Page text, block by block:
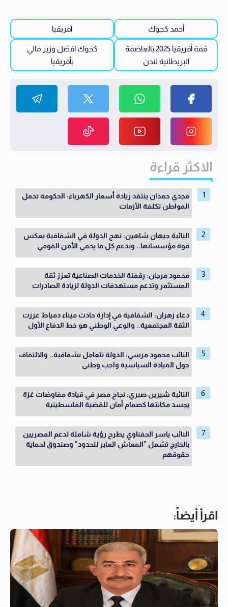
أحمد كجوك افريقيا
قمة أفريقيا 2025 بالعاصمة
البريطانية لندن
كجوك افضل وزير مالي
بأفريقيا
الاكثر قراءة
مجدي حمدان ينتقد زيادة أسعار الكهرباء: الحكومة تحمل
المواطن تكلفة الأزمات
النائبة جيهان شاهين: نهج الدولة في الشفافية يعكس
قوة مؤسساتها.. وندعم كل ما يحمي الأمن القومي
محمود مرجان: رقمنة الخدمات الصناعية تعزز ثقة
المستثمر وتدعم مستهدفات الدولة لزيادة الصادرات
دعاء زهران: الشفافية في إدارة حادث ميناء دمياط عززت
الثقة المجتمعية.. والوعي الوطني هو خط الدفاع الأول
النائب محمود مرسي: الدولة تتعامل بشفافية.. والالتفاف
حول القيادة السياسية واجب وطنى
النائبة شيرين صبري: نجاح مصر في قيادة مفاوضات غزة
يجسد مكانتها كصمام أمان للقضية الفلسطينية
النائب ياسر الحفناوي يطرح رؤية شاملة لدعم المصريين
بالخارج تشمل "المعاش العابر للحدود" وصندوق لحماية
حقوقهم
اقرأ أيضاً: